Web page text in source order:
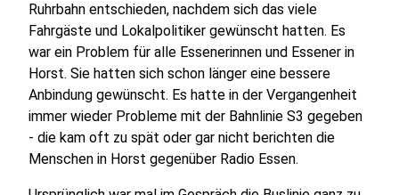
Ruhrbahn entschieden, nachdem sich das viele
Fahrgäste und Lokalpolitiker gewünscht hatten. Es
war ein Problem für alle Essenerinnen und Essener in
Horst. Sie hatten sich schon länger eine bessere
Anbindung gewünscht. Es hatte in der Vergangenheit
immer wieder Probleme mit der Bahnlinie S3 gegeben
- die kam oft zu spät oder gar nicht berichten die
Menschen in Horst gegenüber Radio Essen.